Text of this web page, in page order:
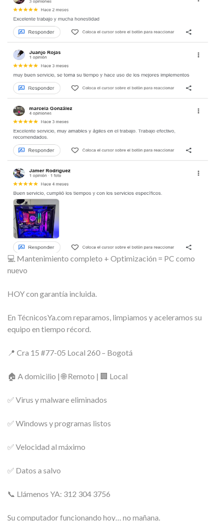
💻 Mantenimiento completo + Optimización = PC como
nuevo
HOY con garantía incluida.
En TécnicosYa.com reparamos, limpiamos y aceleramos su
equipo en tiempo récord.
📍 Cra 15 #77-05 Local 260 – Bogotá
🏠 A domicilio | 🌐 Remoto | 🏢 Local
✅ Virus y malware eliminados
✅ Windows y programas listos
✅ Velocidad al máximo
✅ Datos a salvo
📞 Llámenos YA: 312 304 3756
Su computador funcionando hoy… no mañana.